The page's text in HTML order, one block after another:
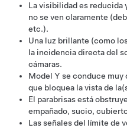
La visibilidad es reducida
no se ven claramente
etc.).
Una luz brillante (como
la incidencia directa del
cámaras.
Model Y se conduce muy
que bloquea la vista de
El parabrisas está
empañado, sucio,
Las señales del límite de